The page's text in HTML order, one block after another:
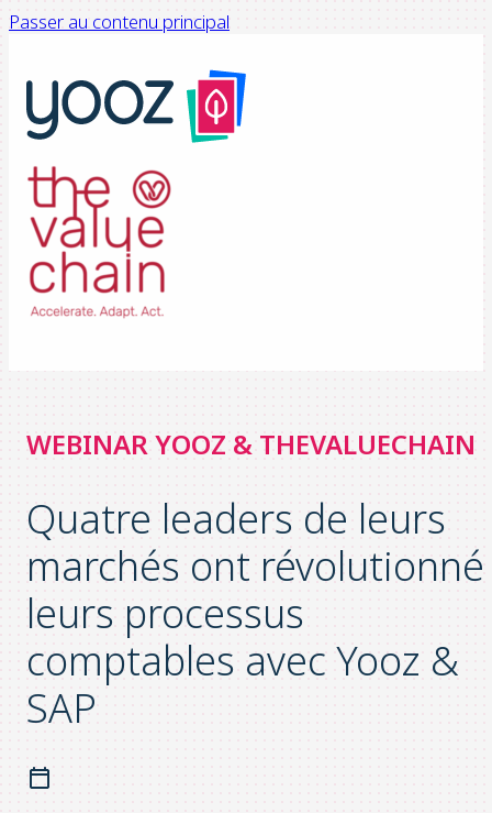
Passer au contenu principal
WEBINAR YOOZ & THEVALUECHAIN
Quatre leaders de leurs
marchés ont révolutionné
leurs processus
comptables avec Yooz &
SAP